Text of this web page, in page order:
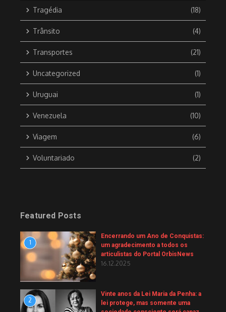
Tragédia (18)
Trânsito (4)
Transportes (21)
Uncategorized (1)
Uruguai (1)
Venezuela (10)
Viagem (6)
Voluntariado (2)
Featured Posts
1
Encerrando um Ano de Conquistas:
um agradecimento a todos os
articulistas do Portal OrbisNews
16.12.2025
2
Vinte anos da Lei Maria da Penha: a
lei protege, mas somente uma